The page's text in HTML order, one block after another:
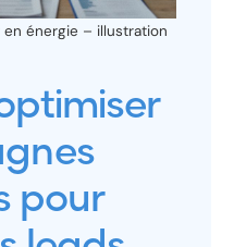
énergie – illustration
pour